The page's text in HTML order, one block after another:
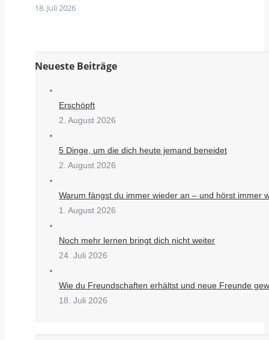
18. Juli 2026
Neueste Beiträge
Erschöpft
2. August 2026
5 Dinge, um die dich heute jemand beneidet
2. August 2026
Warum fängst du immer wieder an – und hörst immer
1. August 2026
Noch mehr lernen bringt dich nicht weiter
24. Juli 2026
Wie du Freundschaften erhältst und neue Freunde
18. Juli 2026